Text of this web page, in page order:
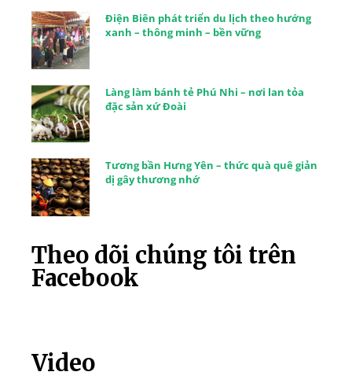
Điện Biên phát triển du lịch theo hướng
xanh – thông minh – bền vững
Làng làm bánh tẻ Phú Nhi – nơi lan tỏa
đặc sản xứ Đoài
Tương bần Hưng Yên – thức quà quê giản
dị gây thương nhớ
Theo dõi chúng tôi trên
Facebook
Video